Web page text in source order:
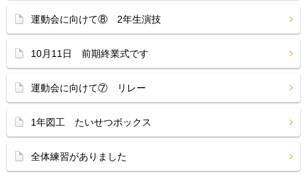
運動会に向けて⑧ 2年生演技
10月11日 前期終業式です
運動会に向けて⑦ リレー
1年図工 たいせつボックス
全体練習がありました